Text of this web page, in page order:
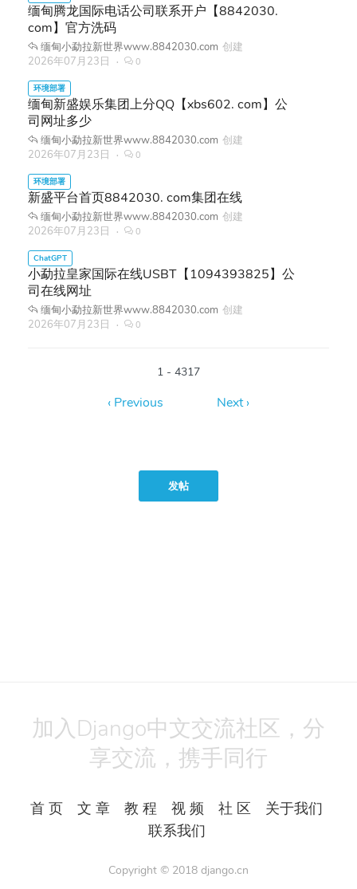
缅甸腾龙国际电话公司联系开户【8842030.
com】官方洗码
缅甸小勐拉新世界www.8842030.com 创建
2026年07月23日
0
缅甸新盛娱乐集团上分QQ【xbs602. com】公
司网址多少
缅甸小勐拉新世界www.8842030.com 创建
2026年07月23日
0
新盛平台首页8842030. com集团在线
缅甸小勐拉新世界www.8842030.com 创建
2026年07月23日
0
小勐拉皇家国际在线USBT【1094393825】公
司在线网址
缅甸小勐拉新世界www.8842030.com 创建
2026年07月23日
0
1 - 4317
发帖
加入Django中文交流社区，分
享交流，携手同行
首 页 文 章 教 程 视 频 社 区
关于我们
联系我们
Copyright © 2018 django.cn